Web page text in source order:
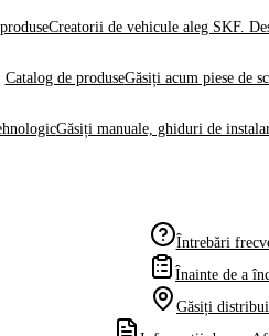
Creatorii de vehicule aleg SKF.
Catalog de produseGăsiți acum piese de
Găsiți manuale, ghiduri de
Întrebări
Înainte de a
Găsiți